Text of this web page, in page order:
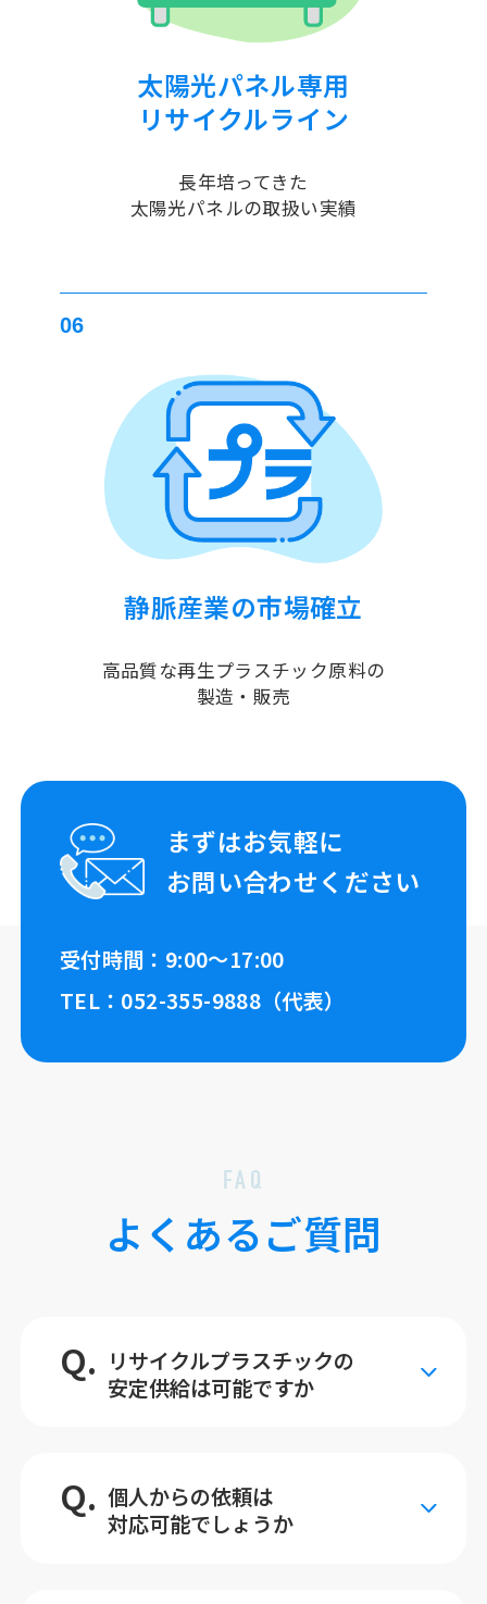
太陽光パネル専用
リサイクルライン
長年培ってきた
太陽光パネルの取扱い実績
06
静脈産業の市場確立
高品質な再生プラスチック原料の
製造・販売
まずはお気軽に
お問い合わせください
受付時間：9:00～17:00
TEL：052-355-9888（代表）
FAQ
よくあるご質問
Q. リサイクルプラスチックの
安定供給は可能ですか
Q. 個人からの依頼は
対応可能でしょうか